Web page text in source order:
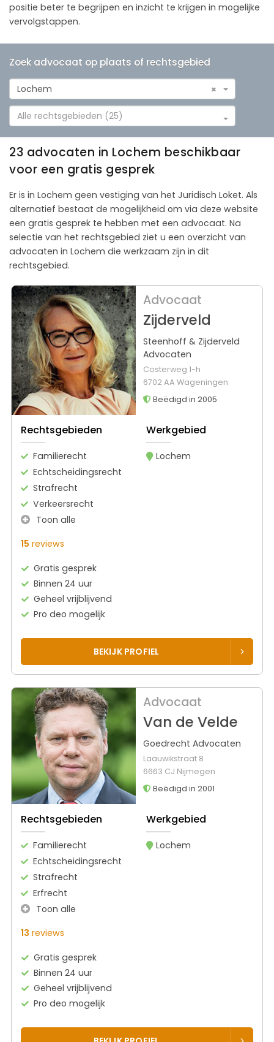
positie beter te begrijpen en inzicht te krijgen in mogelijke
vervolgstappen.
Zoek advocaat op plaats of rechtsgebied
×
Lochem
Alle rechtsgebieden (25)
23 advocaten in Lochem beschikbaar
voor een gratis gesprek
Er is in Lochem geen vestiging van het Juridisch Loket. Als
alternatief bestaat de mogelijkheid om via deze website
een gratis gesprek te hebben met een advocaat. Na
selectie van het rechtsgebied ziet u een overzicht van
advocaten in Lochem die werkzaam zijn in dit
rechtsgebied.
Advocaat
Zijderveld
Steenhoff & Zijderveld
Advocaten
Costerweg 1-h
6702 AA Wageningen
Beëdigd in 2005
Rechtsgebieden
Familierecht
Echtscheidingsrecht
Strafrecht
Verkeersrecht
Toon alle
Werkgebied
Lochem
15 reviews
Gratis gesprek
Binnen 24 uur
Geheel vrijblijvend
Pro deo mogelijk
BEKIJK PROFIEL
Advocaat
Van de Velde
Goedrecht Advocaten
Laauwikstraat 8
6663 CJ Nijmegen
Beëdigd in 2001
Rechtsgebieden
Familierecht
Echtscheidingsrecht
Strafrecht
Erfrecht
Toon alle
Werkgebied
Lochem
13 reviews
Gratis gesprek
Binnen 24 uur
Geheel vrijblijvend
Pro deo mogelijk